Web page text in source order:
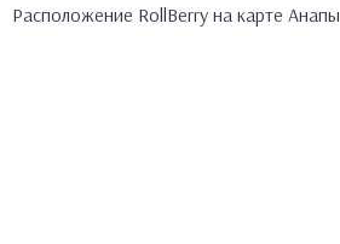
Расположение RollBerry на карте Анапы